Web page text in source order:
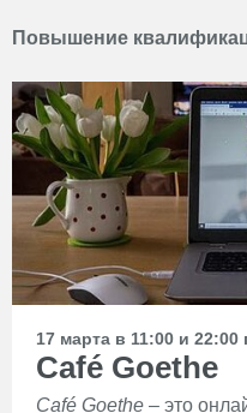
Повышение
17 марта в 11:00 и
Café Goethe
Café Goethe – это